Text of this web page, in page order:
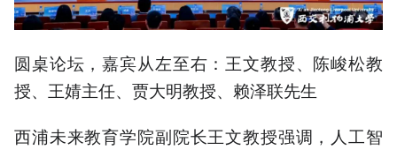
圆桌论坛，嘉宾从左至右：王文教授、陈峻松教
授、王婧主任、贾大明教授、赖泽联先生
西浦未来教育学院副院长王文教授强调，人工智